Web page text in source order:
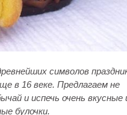
символов
в 16 веке. Предлагаем не
и испечь очень вкусные
булочки.